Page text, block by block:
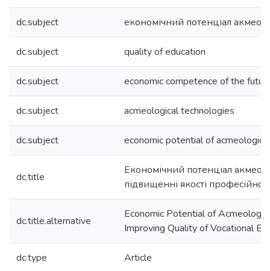
dc.subject економічний потенціал
dc.subject quality of education
dc.subject economic competence of the
dc.subject acmeological technologies
dc.subject economic potential of
dc.title
Економічний потенціал
підвищенні якості професійної
dc.title.alternative
Economic Potential of
Improving Quality of Vocational
dc.type Article